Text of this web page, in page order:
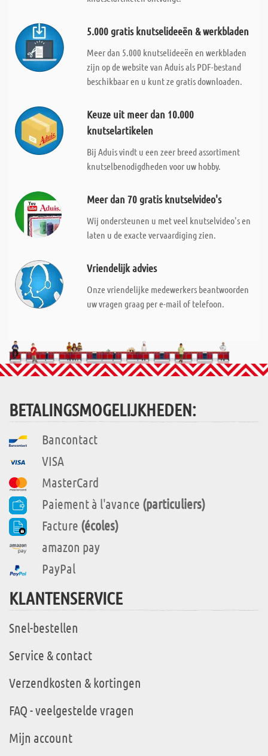
5.000 gratis knutselideeën & werkbladen
Meer dan 5.000 knutselideeën en werkbladen
zijn op de website van Aduis als PDF-bestand
beschikbaar en u kunt ze gratis downloaden.
Keuze uit meer dan 10.000
knutselartikelen
Bij Aduis vindt u een zeer breed assortiment
knutselbenodigdheden voor uw hobby.
Meer dan 70 gratis knutselvideo's
Wij ondersteunen u met veel knutselvideo's en
laten u de exacte vervaardiging zien.
Vriendelijk advies
Onze vriendelijke medewerkers beantwoorden
uw vragen graag per e-mail of telefoon.
BETALINGSMOGELIJKHEDEN:
Bancontact
VISA
MasterCard
Paiement à l'avance (particuliers)
Facture (écoles)
amazon pay
PayPal
KLANTENSERVICE
Snel-bestellen
Service & contact
Verzendkosten & kortingen
FAQ - veelgestelde vragen
Mijn account